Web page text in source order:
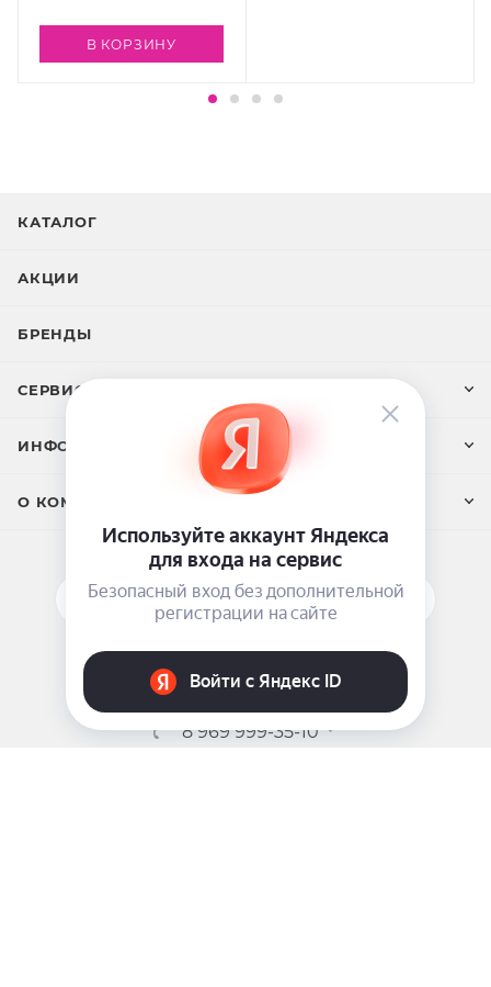
В КОРЗИНУ
КАТАЛОГ
АКЦИИ
БРЕНДЫ
СЕРВИС И ПОДДЕРЖКА
ИНФОРМАЦИЯ
О КОМПАНИИ
ПОДПИСАТЬСЯ НА РАССЫЛКУ
ЗАДАТЬ ВОПРОС
8 969 999-35-10